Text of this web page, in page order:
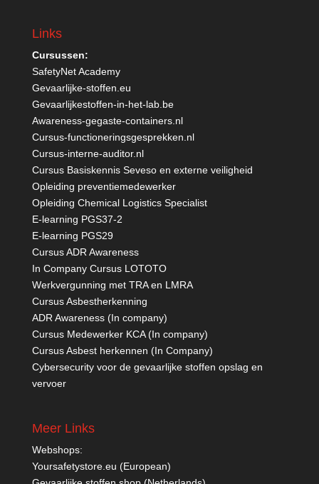
Links
Cursussen:
SafetyNet Academy
Gevaarlijke-stoffen.eu
Gevaarlijkestoffen-in-het-lab.be
Awareness-gegaste-containers.nl
Cursus-functioneringsgesprekken.nl
Cursus-interne-auditor.nl
Cursus Basiskennis Seveso en externe veiligheid
Opleiding preventiemedewerker
Opleiding Chemical Logistics Specialist
E-learning PGS37-2
E-learning PGS29
Cursus ADR Awareness
In Company Cursus LOTOTO
Werkvergunning met TRA en LMRA
Cursus Asbestherkenning
ADR Awareness (In company)
Cursus Medewerker KCA (In company)
Cursus Asbest herkennen (In Company)
Cybersecurity voor de gevaarlijke stoffen opslag en
vervoer
Meer Links
Webshops:
Yoursafetystore.eu (European)